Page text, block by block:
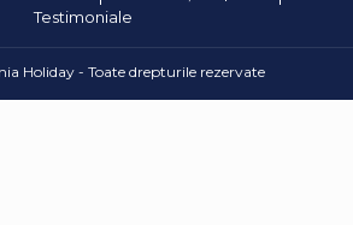
Testimoniale
Holiday - Toate drepturile rezervate